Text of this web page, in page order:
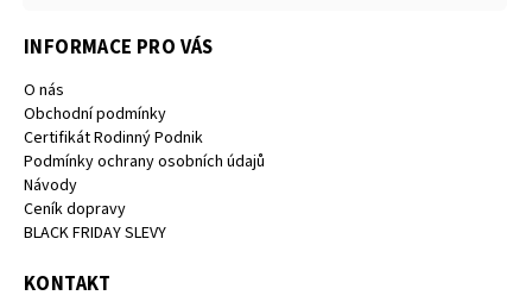
INFORMACE PRO VÁS
O nás
Obchodní podmínky
Certifikát Rodinný Podnik
Podmínky ochrany osobních údajů
Návody
Ceník dopravy
BLACK FRIDAY SLEVY
KONTAKT